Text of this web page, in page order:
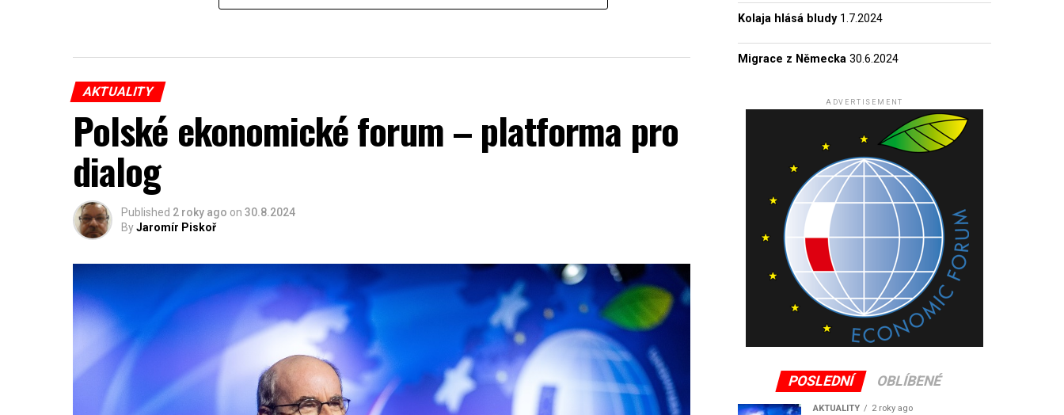
AKTUALITY
Polské ekonomické forum – platforma pro
dialog
Published 2 roky ago on 30.8.2024
ByJaromír Piskoř
Kolaja hlásá bludy 1.7.2024
Migrace z Německa 30.6.2024
ADVERTISEMENT
POSLEDNÍ OBLÍBENÉ
AKTUALITY 2 roky ago